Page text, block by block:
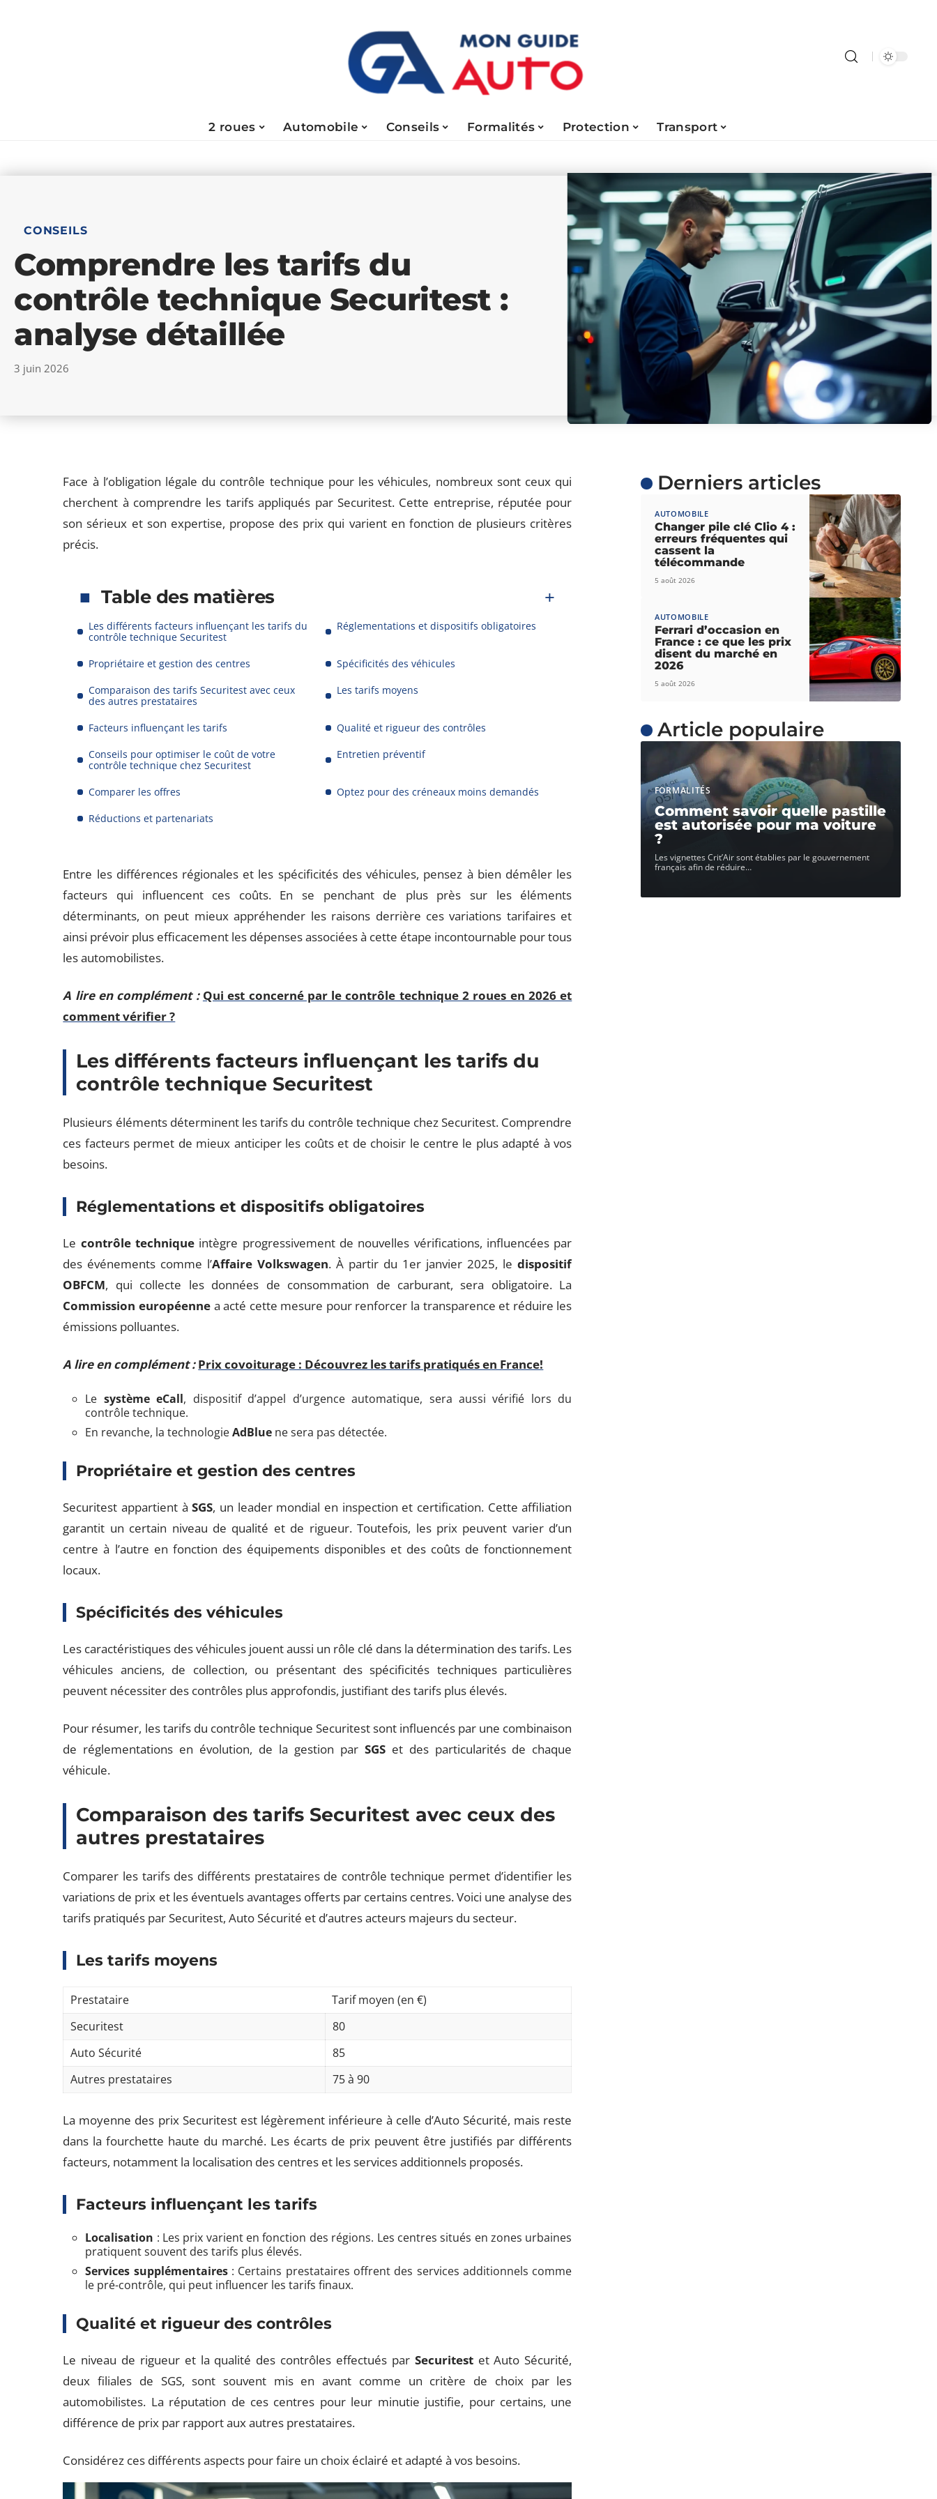
2 roues Automobile Conseils Formalités Protection Transport
CONSEILS
Comprendre les tarifs du
contrôle technique Securitest :
analyse détaillée
3 juin 2026
Face à l’obligation légale du contrôle technique pour les véhicules, nombreux sont ceux qui
cherchent à comprendre les tarifs appliqués par Securitest. Cette entreprise, réputée pour
son sérieux et son expertise, propose des prix qui varient en fonction de plusieurs critères
précis.
Table des matières
Les différents facteurs influençant les tarifs du
contrôle technique Securitest
Réglementations et dispositifs obligatoires
Propriétaire et gestion des centres
Spécificités des véhicules
Comparaison des tarifs Securitest avec ceux
des autres prestataires
Les tarifs moyens
Facteurs influençant les tarifs
Qualité et rigueur des contrôles
Conseils pour optimiser le coût de votre
contrôle technique chez Securitest
Entretien préventif
Comparer les offres
Optez pour des créneaux moins demandés
Réductions et partenariats
Entre les différences régionales et les spécificités des véhicules, pensez à bien démêler les
facteurs qui influencent ces coûts. En se penchant de plus près sur les éléments
déterminants, on peut mieux appréhender les raisons derrière ces variations tarifaires et
ainsi prévoir plus efficacement les dépenses associées à cette étape incontournable pour tous
les automobilistes.
A lire en complément : Qui est concerné par le contrôle technique 2 roues en 2026 et
comment vérifier ?
Les différents facteurs influençant les tarifs du
contrôle technique Securitest
Plusieurs éléments déterminent les tarifs du contrôle technique chez Securitest. Comprendre
ces facteurs permet de mieux anticiper les coûts et de choisir le centre le plus adapté à vos
besoins.
Réglementations et dispositifs obligatoires
Le contrôle technique intègre progressivement de nouvelles vérifications, influencées par
des événements comme l’Affaire Volkswagen. À partir du 1er janvier 2025, ledispositif
OBFCM, qui collecte les données de consommation de carburant, sera obligatoire. La
Commission européennea acté cette mesure pour renforcer la transparence et réduire les
émissions polluantes.
A lire en complément : Prix covoiturage : Découvrez les tarifs pratiqués en France!
Le système eCall, dispositif d’appel d’urgence automatique, sera aussi vérifié lors du
contrôle technique.
En revanche, la technologieAdBlue ne sera pas détectée.
Propriétaire et gestion des centres
Securitest appartient àSGS, un leader mondial en inspection et certification. Cette affiliation
garantit un certain niveau de qualité et de rigueur. Toutefois, les prix peuvent varier d’un
centre à l’autre en fonction des équipements disponibles et des coûts de fonctionnement
locaux.
Spécificités des véhicules
Les caractéristiques des véhicules jouent aussi un rôle clé dans la détermination des tarifs. Les
véhicules anciens, de collection, ou présentant des spécificités techniques particulières
peuvent nécessiter des contrôles plus approfondis, justifiant des tarifs plus élevés.
Pour résumer, les tarifs du contrôle technique Securitest sont influencés par une combinaison
de réglementations en évolution, de la gestion par SGSet des particularités de chaque
véhicule.
Comparaison des tarifs Securitest avec ceux des
autres prestataires
Comparer les tarifs des différents prestataires de contrôle technique permet d’identifier les
variations de prix et les éventuels avantages offerts par certains centres. Voici une analyse des
tarifs pratiqués par Securitest, Auto Sécurité et d’autres acteurs majeurs du secteur.
Les tarifs moyens
Prestataire
Tarif moyen (en €)
Securitest
80
Auto Sécurité
85
Autres prestataires
75 à 90
La moyenne des prix Securitest est légèrement inférieure à celle d’Auto Sécurité, mais reste
dans la fourchette haute du marché. Les écarts de prix peuvent être justifiés par différents
facteurs, notamment la localisation des centres et les services additionnels proposés.
Facteurs influençant les tarifs
Localisation : Les prix varient en fonction des régions. Les centres situés en zones urbaines
pratiquent souvent des tarifs plus élevés.
Services supplémentaires: Certains prestataires offrent des services additionnels comme
le pré-contrôle, qui peut influencer les tarifs finaux.
Qualité et rigueur des contrôles
Le niveau de rigueur et la qualité des contrôles effectués par Securitestet Auto Sécurité,
deux filiales de SGS, sont souvent mis en avant comme un critère de choix par les
automobilistes. La réputation de ces centres pour leur minutie justifie, pour certains, une
différence de prix par rapport aux autres prestataires.
Considérez ces différents aspects pour faire un choix éclairé et adapté à vos besoins.
Derniers articles
AUTOMOBILE
Changer pile clé Clio 4 :
erreurs fréquentes qui
cassent la
télécommande
5 août 2026
AUTOMOBILE
Ferrari d’occasion en
France : ce que les prix
disent du marché en
2026
5 août 2026
Article populaire
FORMALITÉS
Comment savoir quelle pastille
est autorisée pour ma voiture
?
Les vignettes Crit’Air sont établies par le gouvernement
français afin de réduire…